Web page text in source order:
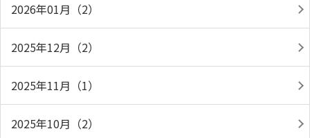
2026年01月（2）
2025年12月（2）
2025年11月（1）
2025年10月（2）